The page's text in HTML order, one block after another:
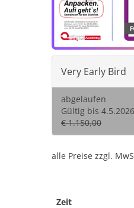
Very Early Bird
abgelaufen
Gültig bis 4.5.2026
€ 1.150,00
alle Preise zzgl.
Zeit